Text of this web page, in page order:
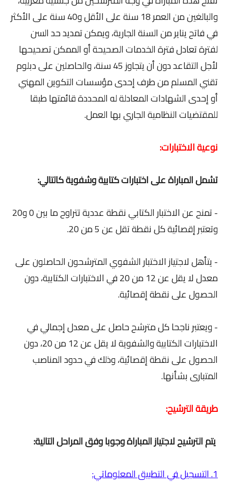
والبالغين من العمر 18 سنة على الأقل و40 سنة على الأكثر
في فاتح يناير من السنة الجارية، ويمكن تمديد حد السن
لفترة تعادل فترة الخدمات الصحيحة أو الممكن تصحيحها
لأجل التقاعد دون أن يتجاوز 45 سنة، والحاصلين على دبلوم
تقني المسلم من طرف إحدى مؤسسات التكوين المهني
أو إحدى الشهادات المعادلة له المحددة قائمتها طبقا
للمقتضيات النظامية الجاري بها العمل.
نوعية الاختبارات:
تشمل المباراة على اختبارات كتابية وشفوية كالتالي:
- تمنح عن الاختبار الكتابي نقطة عددية تتراوح ما بين 0 و20
وتعتبر إقصائية كل نقطة تقل عن 5 من 20.
- يتأهل لاجتياز الاختبار الشفوي المترشحون الحاصلون على
معدل لا يقل عن 12 من 20 في الاختبارات الكتابية، دون
الحصول على نقطة إقصائية.
- ويعتبر ناجحا كل مترشح حاصل على معدل إجمالي في
الاختبارات الكتابية والشفوية لا يقل عن 12 من 20، دون
الحصول على نقطة إقصائية، وذلك في حدود المناصب
المتبارى بشأنها.
طريقة الترشيح:
يتم الترشيح لاجتياز المباراة وجوبا وفق المراحل التالية:
1. التسجيل في التطبيق المعلوماتي: